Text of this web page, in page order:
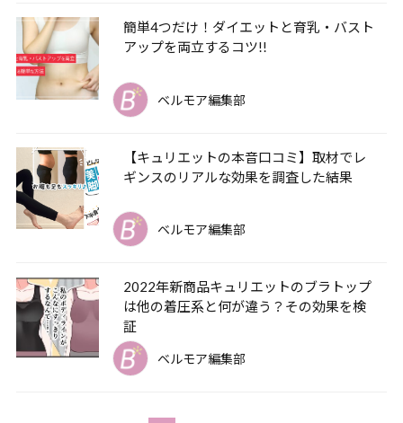
簡単4つだけ！ダイエットと育乳・バスト
アップを両立するコツ!!
ベルモア編集部
【キュリエットの本音口コミ】取材でレ
ギンスのリアルな効果を調査した結果
ベルモア編集部
2022年新商品キュリエットのブラトップ
は他の着圧系と何が違う？その効果を検
証
ベルモア編集部